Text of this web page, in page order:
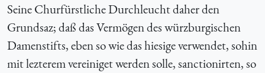
Seine Churfürstliche Durchleucht daher den
Grundsaz; daß das Vermögen des würzburgischen
Damenstifts, eben so wie das hiesige verwendet, sohin
mit lezterem vereiniget werden solle, sanctionirten, so